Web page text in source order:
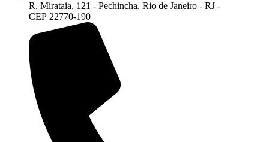
R. Mirataia, 121 - Pechincha, Rio de Janeiro - RJ -
CEP 22770-190